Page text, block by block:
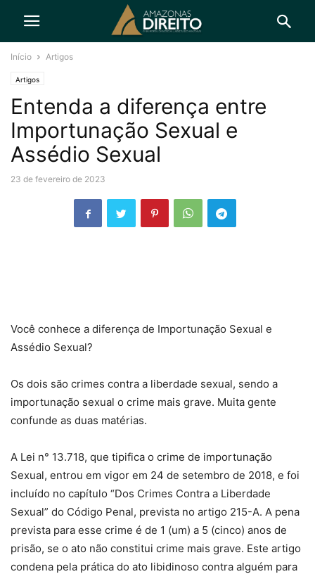
Início Artigos
Artigos
Entenda a diferença entre
Importunação Sexual e
Assédio Sexual
23 de fevereiro de 2023
Você conhece a diferença de Importunação Sexual e
Assédio Sexual?
Os dois são crimes contra a liberdade sexual, sendo a
importunação sexual o crime mais grave. Muita gente
confunde as duas matérias.
A Lei n° 13.718, que tipifica o crime de importunação
Sexual, entrou em vigor em 24 de setembro de 2018, e foi
incluído no capítulo “Dos Crimes Contra a Liberdade
Sexual” do Código Penal, prevista no artigo 215-A. A pena
prevista para esse crime é de 1 (um) a 5 (cinco) anos de
prisão, se o ato não constitui crime mais grave. Este artigo
condena pela prática do ato libidinoso contra alguém para